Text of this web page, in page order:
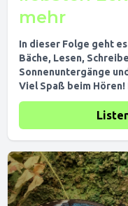
mehr
In dieser Folge geht
Bäche, Lesen,
Sonnenuntergänge
Viel Spaß beim Hören!
Naturmomente, der